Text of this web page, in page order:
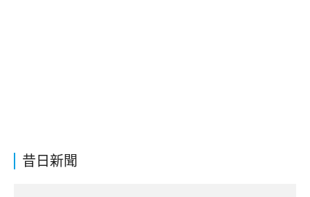
昔日新聞